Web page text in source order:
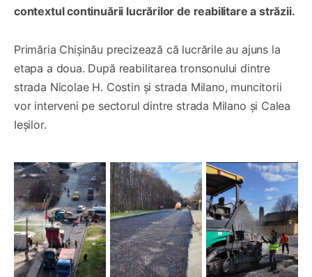
contextul continuării lucrărilor de reabilitare a străzii.
Primăria Chișinău precizează că lucrările au ajuns la
etapa a doua. După reabilitarea tronsonului dintre
strada Nicolae H. Costin și strada Milano, muncitorii
vor interveni pe sectorul dintre strada Milano și Calea
Ieșilor.